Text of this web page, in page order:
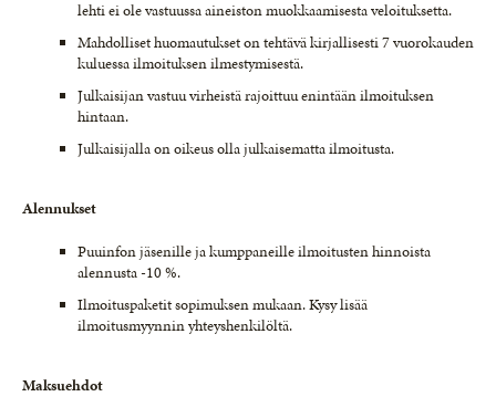
lehti ei ole vastuussa aineiston muokkaamisesta veloituksetta.
Mahdolliset huomautukset on tehtävä kirjallisesti 7 vuorokauden
kuluessa ilmoituksen ilmestymisestä.
Julkaisijan vastuu virheistä rajoittuu enintään ilmoituksen
hintaan.
Julkaisijalla on oikeus olla julkaisematta ilmoitusta.
Alennukset
Puuinfon jäsenille ja kumppaneille ilmoitusten hinnoista
alennusta -10 %.
Ilmoituspaketit sopimuksen mukaan. Kysy lisää
ilmoitusmyynnin yhteyshenkilöltä.
Maksuehdot